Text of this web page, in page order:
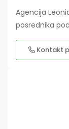
Agencija
posrednika
Kontakt